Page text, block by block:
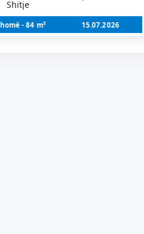
Shitje
- 84 m² 15.07.2026